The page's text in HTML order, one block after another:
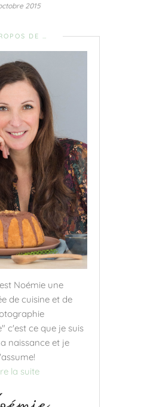
2015
DE …
Noémie une
de cuisine et de
c'est ce que je suis
naissance et je
la suite